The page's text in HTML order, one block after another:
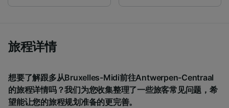
旅程详情
想要了解跟多从Bruxelles-Midi前往Antwerpen-Centraal
的旅程详情吗？我们为您收集整理了一些旅客常见问题，希
望能让您的旅程规划准备的更完善。
Personalised advertising and content,
List of Partners